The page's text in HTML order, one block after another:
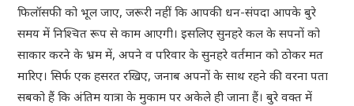
फिलॉसफी को भूल जाए, जरूरी नहीं कि आपकी धन-संपदा आपके बुरे
समय में निश्चित रूप से काम आएगी। इसलिए सुनहरे कल के सपनों को
साकार करने के भ्रम में, अपने व परिवार के सुनहरे वर्तमान को ठोकर मत
मारिए। सिर्फ एक हसरत रखिए, जनाब अपनों के साथ रहने की वरना पता
सबको हैं कि अंतिम यात्रा के मुकाम पर अकेले ही जाना हैं। बुरे वक्त में